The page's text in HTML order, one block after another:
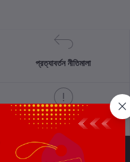
প্রত্যাবর্তন নীতিমালা
গোপনীয়তা নীতি